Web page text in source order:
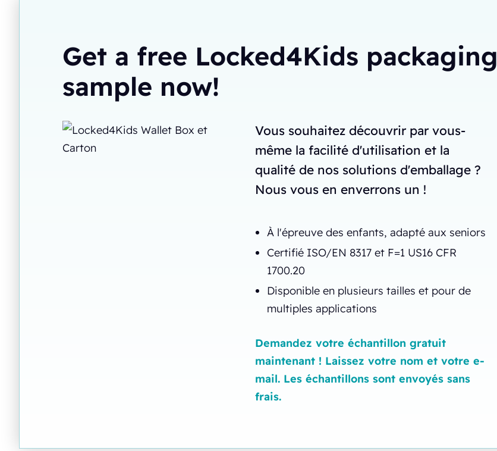
Get a free Locked4Kids packaging
sample now!
Vous souhaitez découvrir par vous-
même la facilité d'utilisation et la
qualité de nos solutions d'emballage ?
Nous vous en enverrons un !
À l'épreuve des enfants, adapté aux seniors
Certifié ISO/EN 8317 et F=1 US16 CFR
1700.20
Disponible en plusieurs tailles et pour de
multiples applications
Demandez votre échantillon gratuit
maintenant ! Laissez votre nom et votre e-
mail. Les échantillons sont envoyés sans
frais.